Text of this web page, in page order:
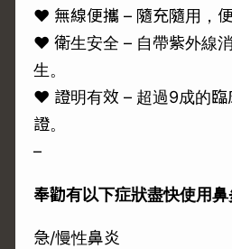
♥ 無線便攜 – 隨充隨用，便
♥ 衛生安全 – 自帶紫外線
生。
♥ 證明有效 – 超過9成的臨
證。
–
奉勸有以下症狀盡快使用鼻
急/慢性鼻炎